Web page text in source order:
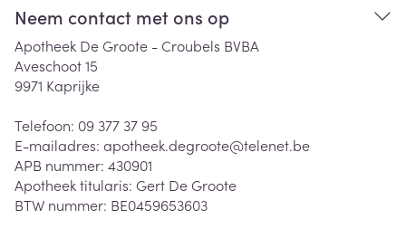
Neem contact met ons op
Apotheek De Groote - Croubels BVBA
Aveschoot 15
9971 Kaprijke
Telefoon: 09 377 37 95
E-mailadres: apotheek.degroote@telenet.be
APB nummer: 430901
Apotheek titularis: Gert De Groote
BTW nummer: BE0459653603